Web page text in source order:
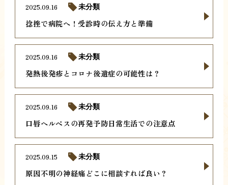
捻挫で病院へ！受診時の伝え方と準備
2025.09.16 未分類
発熱後発疹とコロナ後遺症の可能性は？
2025.09.16 未分類
口唇ヘルペスの再発予防日常生活での注意点
2025.09.16 未分類
原因不明の神経痛どこに相談すれば良い？
2025.09.15 未分類